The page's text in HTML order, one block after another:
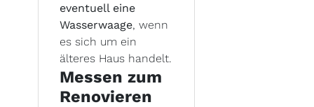
eventuell eine
Wasserwaage, wenn
es sich um ein
älteres Haus handelt.
Messen zum
Renovieren